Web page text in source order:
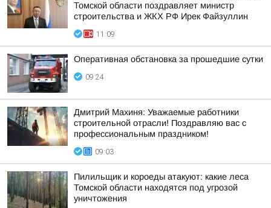
Томской области поздравляет министр
строительства и ЖКХ РФ Ирек Файзуллин
11:09
Оперативная обстановка за прошедшие сутки
09:24
Дмитрий Махиня: Уважаемые работники
строительной отрасли! Поздравляю вас с
профессиональным праздником!
09:03
Пилильщик и короеды атакуют: какие леса
Томской области находятся под угрозой
уничтожения